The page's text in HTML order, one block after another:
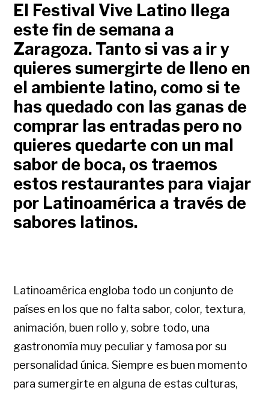
El Festival Vive Latino llega
este fin de semana a
Zaragoza. Tanto si vas a ir y
quieres sumergirte de lleno en
el ambiente latino, como si te
has quedado con las ganas de
comprar las entradas pero no
quieres quedarte con un mal
sabor de boca, os traemos
estos restaurantes para viajar
por Latinoamérica a través de
sabores latinos.
Latinoamérica engloba todo un conjunto de
países en los que no falta sabor, color, textura,
animación, buen rollo y, sobre todo, una
gastronomía muy peculiar y famosa por su
personalidad única. Siempre es buen momento
para sumergirte en alguna de estas culturas,